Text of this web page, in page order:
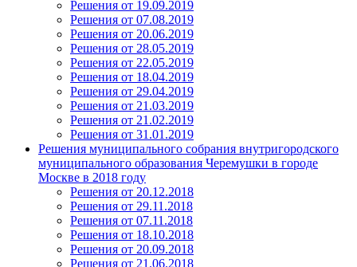
Решения от 19.09.2019
Решения от 07.08.2019
Решения от 20.06.2019
Решения от 28.05.2019
Решения от 22.05.2019
Решения от 18.04.2019
Решения от 29.04.2019
Решения от 21.03.2019
Решения от 21.02.2019
Решения от 31.01.2019
Решения муниципального собрания внутригородского
муниципального образования Черемушки в городе
Москве в 2018 году
Решения от 20.12.2018
Решения от 29.11.2018
Решения от 07.11.2018
Решения от 18.10.2018
Решения от 20.09.2018
Решения от 21.06.2018